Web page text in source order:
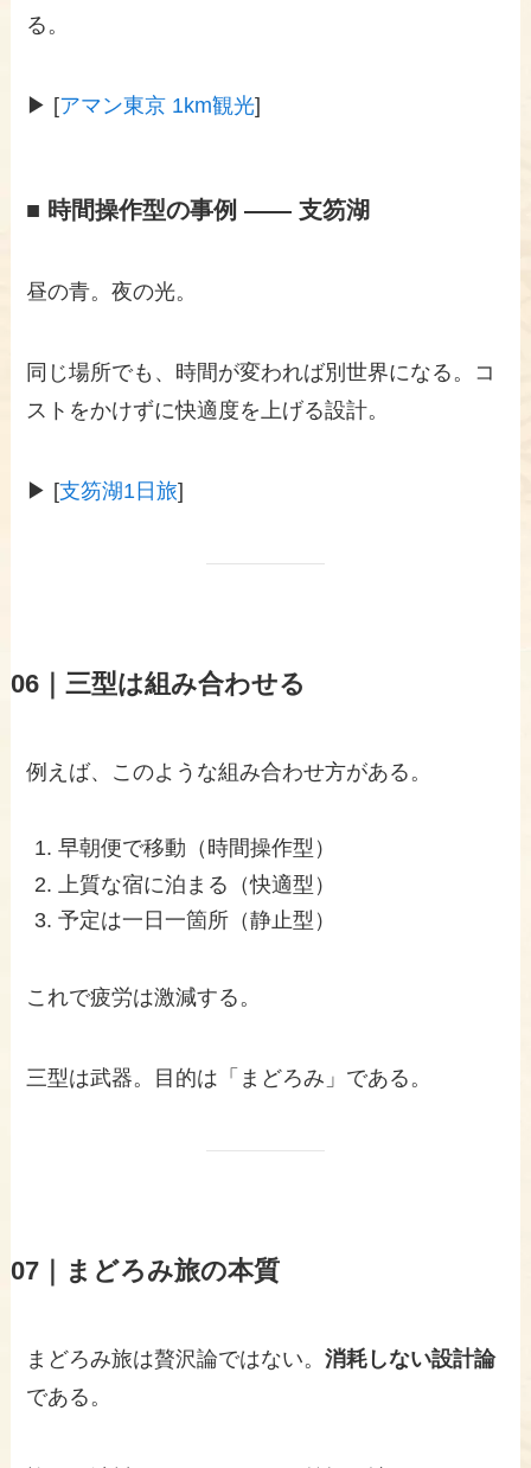
る。
▶ [アマン東京 1km観光]
■ 時間操作型の事例 —— 支笏湖
昼の青。夜の光。
同じ場所でも、時間が変われば別世界になる。コ
ストをかけずに快適度を上げる設計。
▶ [支笏湖1日旅]
06｜三型は組み合わせる
例えば、このような組み合わせ方がある。
早朝便で移動（時間操作型）
上質な宿に泊まる（快適型）
予定は一日一箇所（静止型）
これで疲労は激減する。
三型は武器。目的は「まどろみ」である。
07｜まどろみ旅の本質
まどろみ旅は贅沢論ではない。消耗しない設計論
である。